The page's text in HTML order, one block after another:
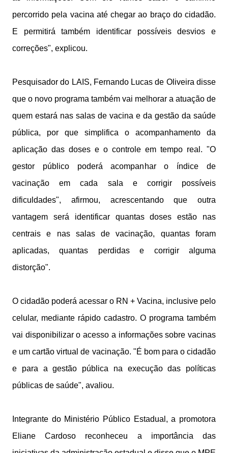
percorrido pela vacina até chegar ao braço do cidadão.
E permitirá também identificar possíveis desvios e
correções", explicou.
Pesquisador do LAIS, Fernando Lucas de Oliveira disse
que o novo programa também vai melhorar a atuação de
quem estará nas salas de vacina e da gestão da saúde
pública, por que simplifica o acompanhamento da
aplicação das doses e o controle em tempo real. "O
gestor público poderá acompanhar o índice de
vacinação em cada sala e corrigir possíveis
dificuldades", afirmou, acrescentando que outra
vantagem será identificar quantas doses estão nas
centrais e nas salas de vacinação, quantas foram
aplicadas, quantas perdidas e corrigir alguma
distorção".
O cidadão poderá acessar o RN + Vacina, inclusive pelo
celular, mediante rápido cadastro. O programa também
vai disponibilizar o acesso a informações sobre vacinas
e um cartão virtual de vacinação. "É bom para o cidadão
e para a gestão pública na execução das políticas
públicas de saúde", avaliou.
Integrante do Ministério Público Estadual, a promotora
Eliane Cardoso reconheceu a importância das